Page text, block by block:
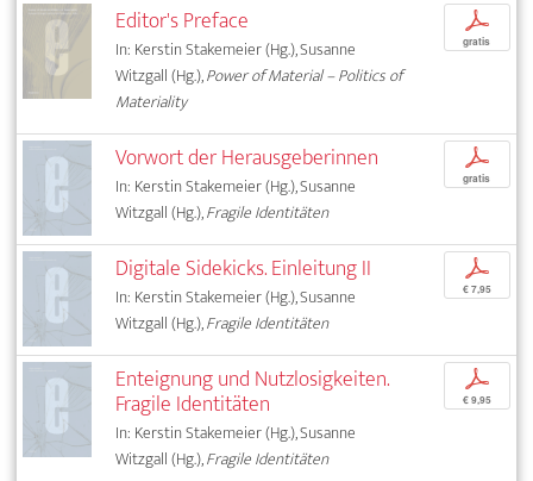
Editor's Preface
In: Kerstin Stakemeier (Hg.), Susanne
Witzgall (Hg.),Power of Material – Politics of
Materiality
p
gratis
Vorwort der Herausgeberinnen
In: Kerstin Stakemeier (Hg.), Susanne
Witzgall (Hg.),Fragile Identitäten
p
gratis
Digitale Sidekicks. Einleitung II
In: Kerstin Stakemeier (Hg.), Susanne
Witzgall (Hg.),Fragile Identitäten
p
€ 7,95
Enteignung und Nutzlosigkeiten.
Fragile Identitäten
In: Kerstin Stakemeier (Hg.), Susanne
Witzgall (Hg.),Fragile Identitäten
p
€ 9,95